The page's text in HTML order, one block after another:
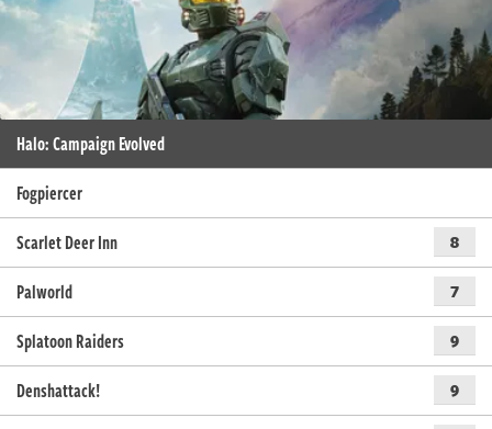
Halo: Campaign Evolved
Fogpiercer
Scarlet Deer Inn
8
Palworld 7
Splatoon Raiders 9
Denshattack! 9